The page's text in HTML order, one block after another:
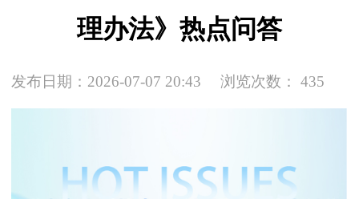
理办法》热点问答
发布日期：2026-07-07 20:43 浏览次数： 435